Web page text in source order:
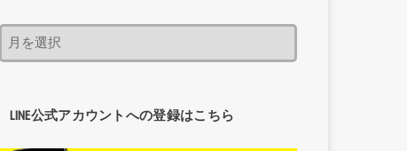
LINE公式アカウントへの登録はこちら